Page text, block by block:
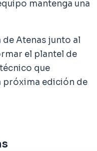
mantenga una
de Atenas junto al
el plantel de
que
próxima edición de